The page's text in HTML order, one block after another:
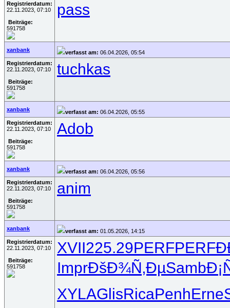
Registrierdatum:
22.11.2023, 07:10
Beiträge:
591758
pass
xanbank verfasst am: 06.04.2026, 05:54
Registrierdatum:
22.11.2023, 07:10
Beiträge:
591758
tuchkas
xanbank verfasst am: 06.04.2026, 05:55
Registrierdatum:
22.11.2023, 07:10
Beiträge:
591758
Adob
xanbank verfasst am: 06.04.2026, 05:56
Registrierdatum:
22.11.2023, 07:10
Beiträge:
591758
anim
xanbank verfasst am: 01.05.2026, 14:15
Registrierdatum:
22.11.2023, 07:10
Beiträge:
591758
XVII225.29PERFPERF
ImprÐšÐ¾Ñ‚ÐµSamb
XYLAGlisRicaPenhErne